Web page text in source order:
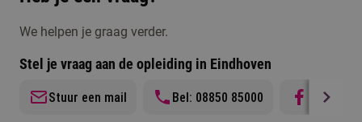
persoonlijke aandacht en intensieve begeleiding.
We helpen je graag verder.
Stel je vraag aan de opleiding in Eindhoven
Stuur een mail Bel: 08850 85000 Facebook